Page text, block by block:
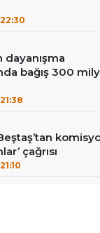
22:30
dayanışma
bağış 300
21:38
çağrısı
21:10